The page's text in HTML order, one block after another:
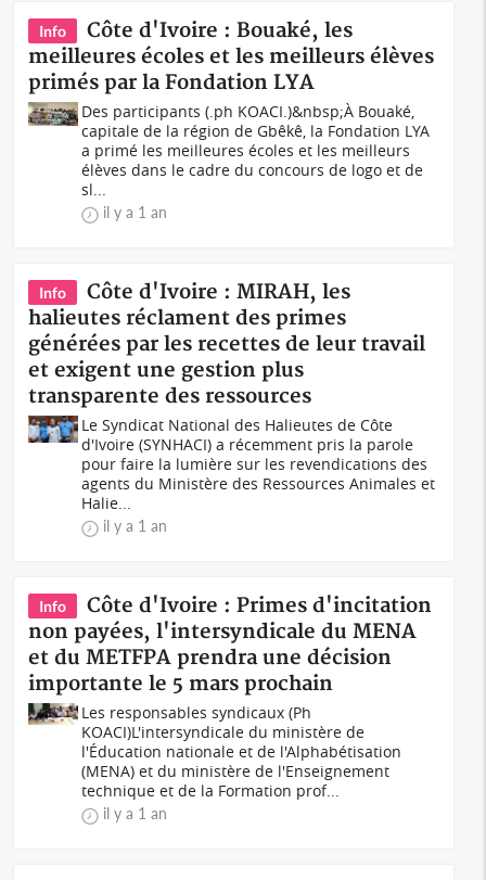
Info
Côte d'Ivoire : Bouaké, les
meilleures écoles et les meilleurs élèves
primés par la Fondation LYA
Des participants (.ph KOACI.)&nbsp;À Bouaké,
capitale de la région de Gbêkê, la Fondation LYA
a primé les meilleures écoles et les meilleurs
élèves dans le cadre du concours de logo et de
sl...
il y a 1 an
Info
Côte d'Ivoire : MIRAH, les
halieutes réclament des primes
générées par les recettes de leur travail
et exigent une gestion plus
transparente des ressources
Le Syndicat National des Halieutes de Côte
d'Ivoire (SYNHACI) a récemment pris la parole
pour faire la lumière sur les revendications des
agents du Ministère des Ressources Animales et
Halie...
il y a 1 an
Info
Côte d'Ivoire : Primes d'incitation
non payées, l'intersyndicale du MENA
et du METFPA prendra une décision
importante le 5 mars prochain
Les responsables syndicaux (Ph
KOACI)L'intersyndicale du ministère de
l'Éducation nationale et de l'Alphabétisation
(MENA) et du ministère de l'Enseignement
technique et de la Formation prof...
il y a 1 an